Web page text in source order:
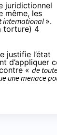
juridictionnel
même, les
international ».
torture) 4
justifie l’état
d’appliquer
« de
une menace